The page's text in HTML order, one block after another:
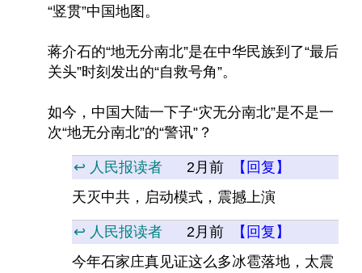
“竖贯”中国地图。
蒋介石的“地无分南北”是在中华民族到了“最后
关头”时刻发出的“自救号角”。
如今，中国大陆一下子“灾无分南北”是不是一
次“地无分南北”的“警讯”？
↩️ 人民报读者 2月前
【回复】
天灭中共，启动模式，震撼上演
↩️ 人民报读者 2月前
【回复】
今年石家庄真见证这么多冰雹落地，太震